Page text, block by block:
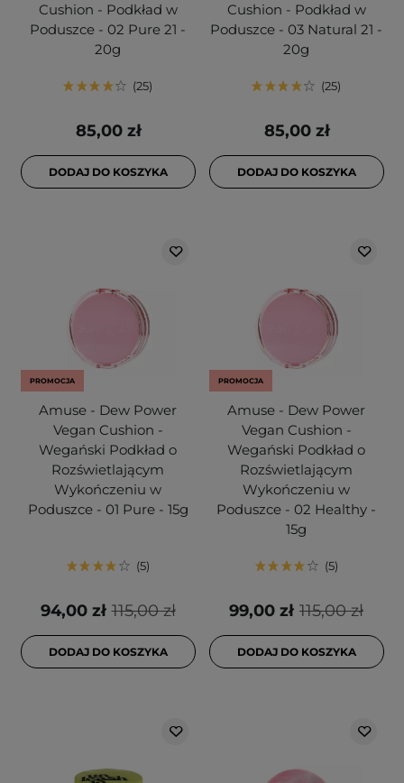
Cushion - Podkład w
Poduszce - 02 Pure 21 -
20g
25
85,00 zł
DODAJ DO KOSZYKA
Cushion - Podkład w
Poduszce - 03 Natural 21 -
20g
25
85,00 zł
DODAJ DO KOSZYKA
PROMOCJA
Amuse - Dew Power
Vegan Cushion -
Wegański Podkład o
Rozświetlającym
Wykończeniu w
Poduszce - 01 Pure - 15g
5
115,00 zł
94,00 zł
DODAJ DO KOSZYKA
PROMOCJA
Amuse - Dew Power
Vegan Cushion -
Wegański Podkład o
Rozświetlającym
Wykończeniu w
Poduszce - 02 Healthy -
15g
5
115,00 zł
99,00 zł
DODAJ DO KOSZYKA